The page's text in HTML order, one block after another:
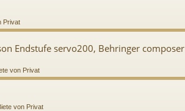
Privat
Endstufe servo200, Behringer composer
von Privat
von Privat